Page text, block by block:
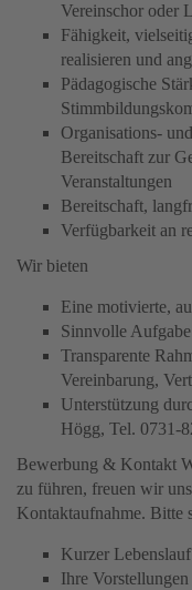
Vereinschor oder
Fähigkeit,
realisieren und
Pädagogische
Organisations-
Bereitschaft zur
Veranstaltungen
Bereitschaft,
Verfügbarkeit an
Wir bieten
Eine motivierte,
Sinnvolle
Transparente
Vereinbarung,
Unterstützung
Högg, Tel. 0731-
Bewerbung & Kontakt
zu führen, freuen wir
Kontaktaufnahme. Bitte
Kurzer Lebenslauf
Ihre